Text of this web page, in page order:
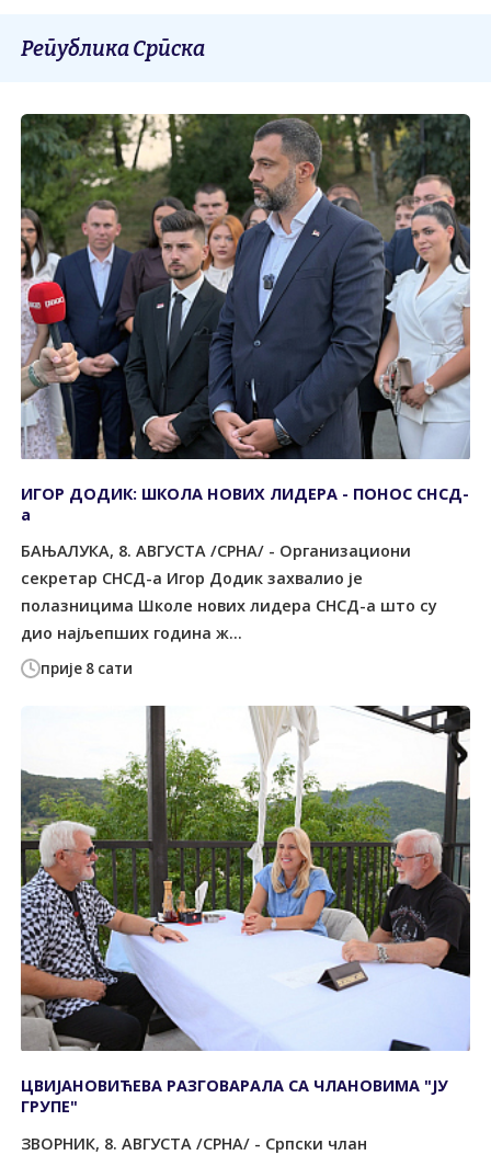
Република Српска
прије 8 сати
ИГОР ДОДИК: ШКОЛА НОВИХ ЛИДЕРА - ПОНОС СНСД-
а
БАЊАЛУКА, 8. АВГУСТА /СРНА/ - Организациони
секретар СНСД-а Игор Додик захвалио је
полазницима Школе нових лидера СНСД-а што су
дио најљепших година ж...
ЦВИЈАНОВИЋЕВА РАЗГОВАРАЛА СА ЧЛАНОВИМА "ЈУ
ГРУПЕ"
ЗВОРНИК, 8. АВГУСТА /СРНА/ - Српски члан